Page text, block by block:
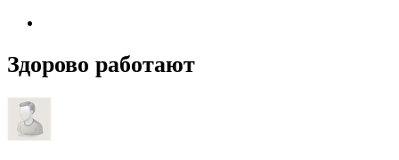
Здорово работают